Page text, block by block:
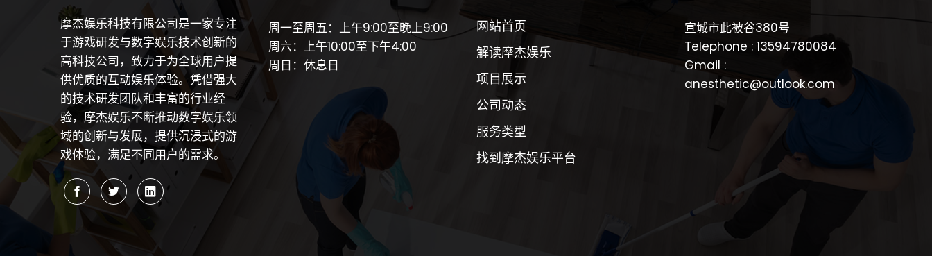
摩杰娱乐科技有限公司是一家专注
于游戏研发与数字娱乐技术创新的
高科技公司，致力于为全球用户提
供优质的互动娱乐体验。凭借强大
的技术研发团队和丰富的行业经
验，摩杰娱乐不断推动数字娱乐领
域的创新与发展，提供沉浸式的游
戏体验，满足不同用户的需求。
周一至周五：上午9:00至晚上9:00
周六：上午10:00至下午4:00
周日：休息日
网站首页
解读摩杰娱乐
项目展示
公司动态
服务类型
找到摩杰娱乐平台
宣城市此被谷380号
Telephone : 13594780084
Gmail :
anesthetic@outlook.com